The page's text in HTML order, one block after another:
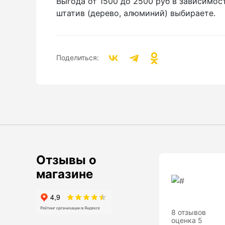
штатив (дерево, алюминий) выбираете.
Поделиться:
Бензиновые генераторы серии Lite
Дорожные колеса
(курвиметры)
Аксессуары к дорожным колесам
Колесо измерительное
Отзывы о
магазине
8 отзывов
оценка 5